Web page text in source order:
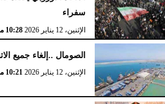
سفراء
الإثنين، 12 يناير 2026 10:28 مـ
الصومال ..إلغاء جميع
الإثنين، 12 يناير 2026 10:21 مـ